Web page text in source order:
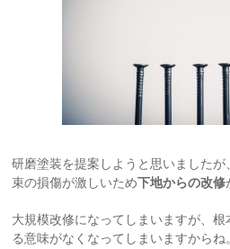
研磨塗装を提案しようと思いました
束の損傷が激しいため下地からの改修
大規模改修になってしまいますが、
る意味がなくなってしまいますからね